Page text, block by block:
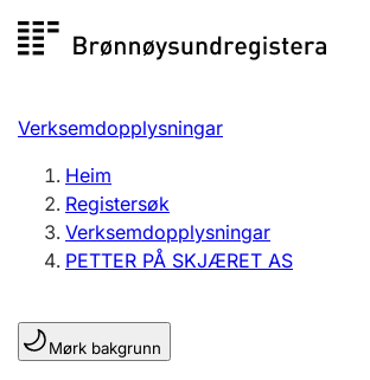
til
Registersøk
Aksjeselskap
Enkeltpersonføretak
Registrere, endre, slette
Lag og foreining
Verksemdopplysningar
Heim
Registersøk
Verksemdopplysningar
PETTER PÅ SKJÆRET AS
Mørk bakgrunn